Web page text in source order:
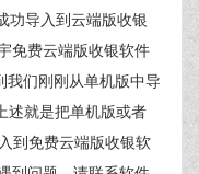
功导入到云端版收银
免费云端版收银软件
我们刚刚从单机版中导
述就是把单机版或者
到免费云端版收银软